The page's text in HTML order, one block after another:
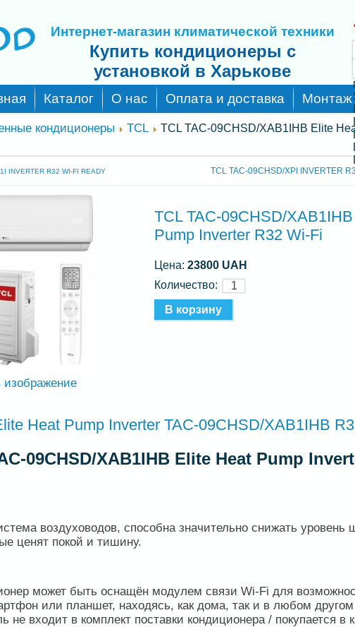
Интернет-магазин климатической техники
Купить кондиционеры с
установкой в Харькове
Каталог О нас Оплата и доставка Монтаж
кондиционеры TCL
TCL TAC-09CHSD/XAB1IHB Elite
INVERTER R32 WI-FI READY TCL TAC-09CHSD/XPI INVERTER
изображение
TCL TAC-09CHSD/
Pump Inverter R32 Wi-Fi
Цена:23800 UAH
Количество:
Heat Pump Inverter TAC-09CHSD/XAB1IHB
09CHSD/XAB1IHB Elite Heat Pump
воздуховодов, способна значительно снижать уровень
ценят покой и тишину.
может быть оснащён модулем связи Wi-Fi для
или планшет, находясь, как дома, так и в любом другом
не входит в комплект поставки кондиционера / покупается в